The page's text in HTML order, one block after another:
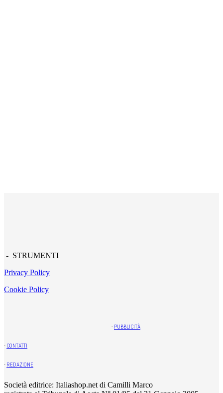
- STRUMENTI
Privacy Policy
Cookie Policy
- PUBBLICITÀ
- CONTATTI
- REDAZIONE
Società editrice: Italiashop.net di Camilli Marco